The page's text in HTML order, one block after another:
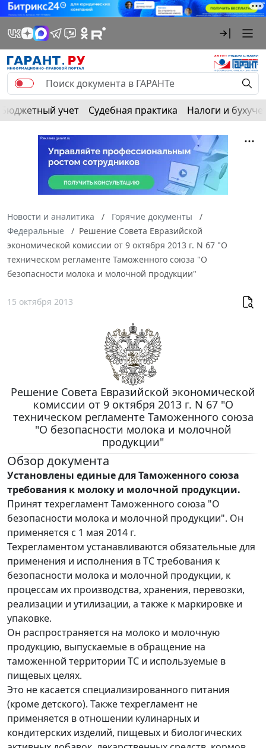
Бюджетный учет Судебная практика Налоги и
Новости и аналитика
Горячие документы
Федеральные
Решение Совета Евразийской
экономической комиссии от 9 октября 2013 г. N 67 "О
техническом регламенте Таможенного союза "О
безопасности молока и молочной продукции"
15 октября 2013
Решение Совета Евразийской экономической
комиссии от 9 октября 2013 г. N 67 "О
техническом регламенте Таможенного союза
"О безопасности молока и молочной
продукции"
Обзор документа
Установлены единые для Таможенного союза
требования к молоку и молочной продукции.
Принят техрегламент Таможенного союза "О
безопасности молока и молочной продукции". Он
применяется с 1 мая 2014 г.
Техрегламентом устанавливаются обязательные для
применения и исполнения в ТС требования к
безопасности молока и молочной продукции, к
процессам их производства, хранения, перевозки,
реализации и утилизации, а также к маркировке и
упаковке.
Он распространяется на молоко и молочную
продукцию, выпускаемые в обращение на
таможенной территории ТС и используемые в
пищевых целях.
Это не касается специализированного питания
(кроме детского). Также техрегламент не
применяется в отношении кулинарных и
кондитерских изделий, пищевых и биологических